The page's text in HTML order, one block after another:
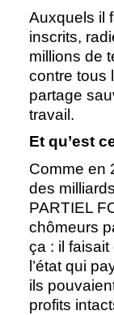
Auxquels il
inscrits,
millions de
contre tous
partage
travail.
Et qu’est
Comme en
des
PARTIEL
chômeurs
ça : il
l’état qui
ils
profits